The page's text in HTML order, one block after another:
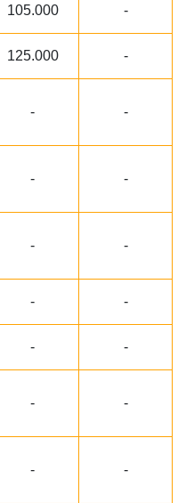
105.000 -
125.000 -
- -
- -
- -
- -
- -
- -
- -